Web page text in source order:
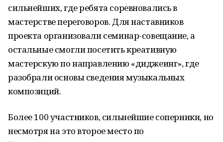
сильнейших, где ребята соревновались в
мастерстве переговоров. Для наставников
проекта организовали семинар-совещание, а
остальные смогли посетить креативную
мастерскую по направлению «диджеинг», где
разобрали основы сведения музыкальных
композиций.
Более 100 участников, сильнейшие соперники, но
несмотря на это второе место по